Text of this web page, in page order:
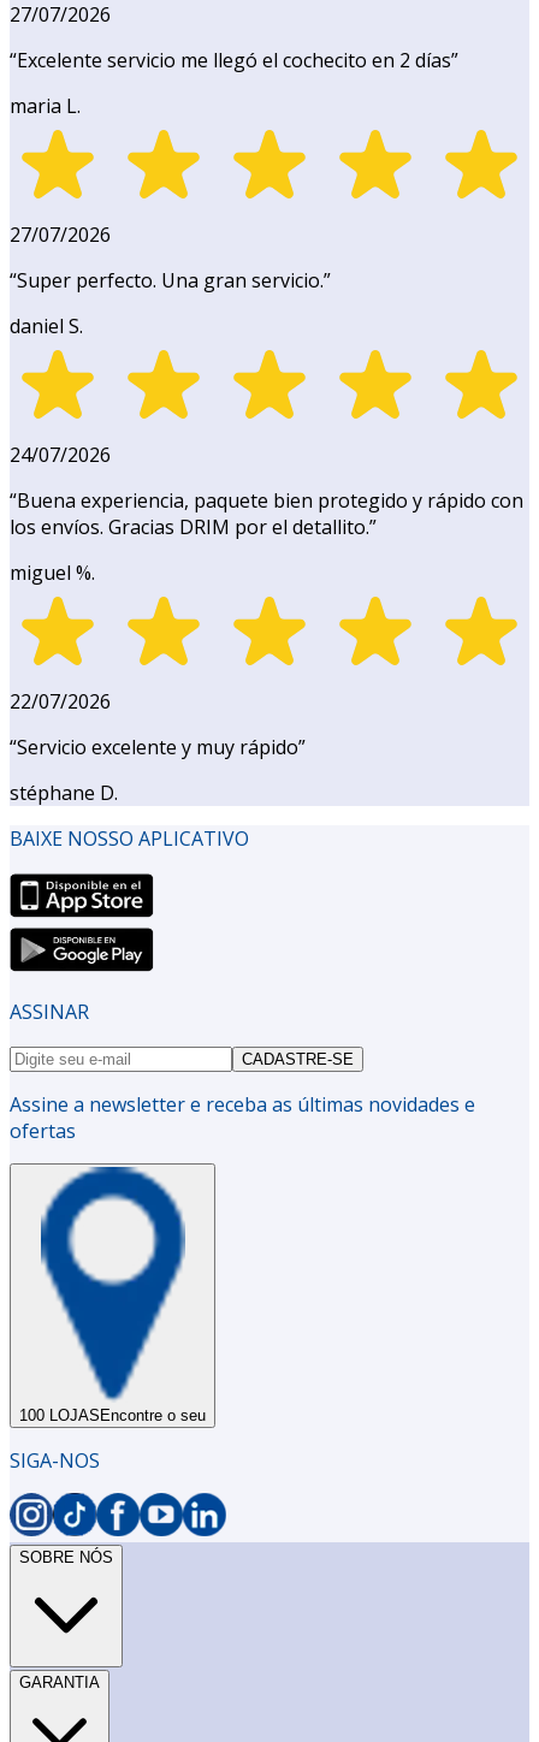
27/07/2026
“Excelente servicio me llegó el cochecito en 2 días”
maria L.
27/07/2026
“Super perfecto. Una gran servicio.”
daniel S.
24/07/2026
“Buena experiencia, paquete bien protegido y rápido con
los envíos. Gracias DRIM por el detallito.”
miguel %.
22/07/2026
“Servicio excelente y muy rápido”
stéphane D.
BAIXE NOSSO APLICATIVO
ASSINAR
CADASTRE-SE
Assine a newsletter e receba as últimas novidades e
ofertas
100 LOJAS Encontre o seu
SIGA-NOS
SOBRE NÓS
GARANTIA